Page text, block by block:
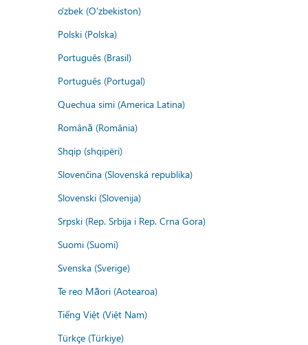
o'zbek (O'zbekiston)
Polski (Polska)
Português (Brasil)
Português (Portugal)
Quechua simi (America Latina)
Română (România)
Shqip (shqipëri)
Slovenčina (Slovenská republika)
Slovenski (Slovenija)
Srpski (Rep. Srbija i Rep. Crna Gora)
Suomi (Suomi)
Svenska (Sverige)
Te reo Māori (Aotearoa)
Tiếng Việt (Việt Nam)
Türkçe (Türkiye)